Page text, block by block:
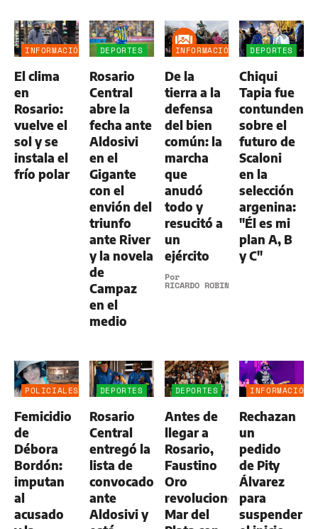
INFORMACIÓN
El clima
en
Rosario:
vuelve el
sol y se
instala el
frío polar
DEPORTES
Rosario
Central
abre la
fecha ante
Aldosivi
en el
Gigante
con el
envión del
triunfo
ante River
y la novela
de
Campaz
en el
medio
INFORMACIÓN
De la
tierra a la
defensa
del bien
común: la
marcha
que
anudó
todo y
resucitó a
un
ejército
Por
RICARDO ROBINS
DEPORTES
Chiqui
Tapia fue
contundente
sobre el
futuro de
Scaloni
en la
selección
argenina:
"Él es mi
plan A, B
y C"
POLICIALES
Femicidio
de
Débora
Bordón:
imputan
al
acusado
DEPORTES
Rosario
Central
entregó la
lista de
convocados
ante
Aldosivi y
DEPORTES
Antes de
llegar a
Rosario,
Faustino
Oro
revolucionó
Mar del
INFORMACIÓN
Rechazan
un
pedido
de Pity
Álvarez
para
suspender